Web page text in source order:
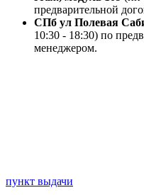
предварительной
СПб ул Полевая
10:30 - 18:30) по
менеджером.
пункт выдачи